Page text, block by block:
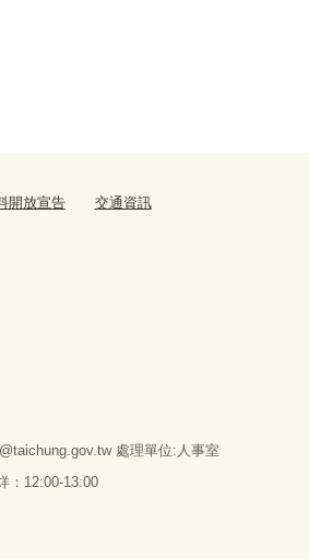
開放宣告 交通資訊
處理單位:人事室
：12:00-13:00